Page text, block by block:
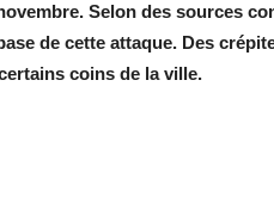
Selon des sources
de cette attaque. Des
coins de la ville.